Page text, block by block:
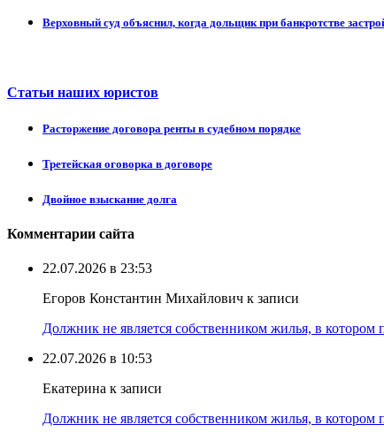
Верховный суд объяснил, когда дольщик при банкротстве
Статьи наших юристов
Расторжение договора ренты в судебном порядке
Третейская оговорка в договоре
Двойное взыскание долга
Комментарии сайта
22.07.2026 в 23:53
Егоров Константин Михайлович к записи
Должник не является собственником жилья, в котором
22.07.2026 в 10:53
Екатерина к записи
Должник не является собственником жилья, в котором